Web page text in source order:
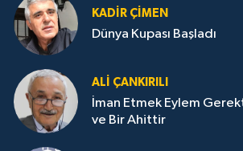
KADIR ÇIMEN
Dünya Kupası Başladı
ALI ÇANKIRILI
İman Etmek Eylem
ve Bir Ahittir